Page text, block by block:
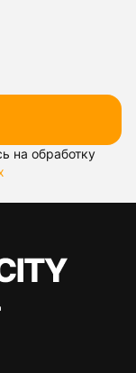
на обработку